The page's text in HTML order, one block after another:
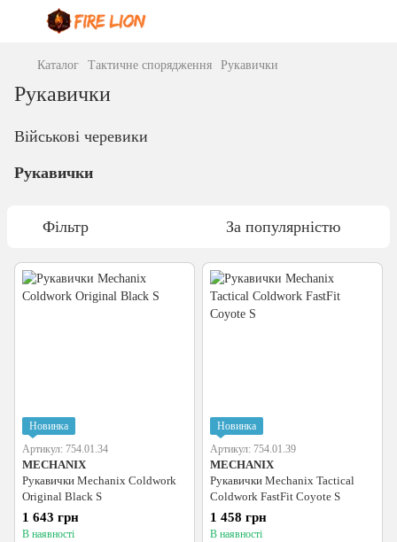
Каталог Тактичне спорядження Рукавички
Рукавички
Військові черевики
Рукавички
Фільтр За популярністю
Новинка
Артикул: 754.01.34
MECHANIX
Рукавички Mechanix Coldwork
Original Black S
1 643 грн
В наявності
Новинка
Артикул: 754.01.39
MECHANIX
Рукавички Mechanix Tactical
Coldwork FastFit Coyote S
1 458 грн
В наявності